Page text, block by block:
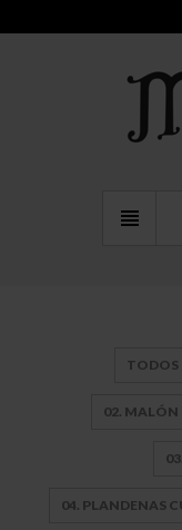
TODOS
02. MALÓN
04. PLANDENAS